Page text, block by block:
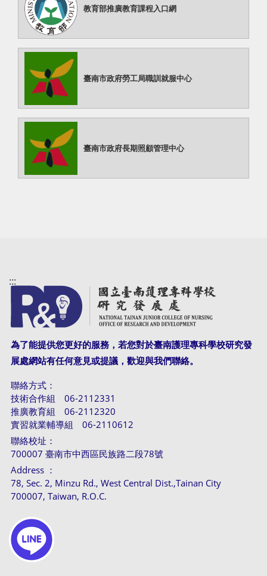
教育部推廣教育課程入口網
臺南市政府勞工局職訓就服中心
臺南市政府長期照顧管理中心
:::
為了能提供您更好的服務，若您對於臺南護理專科學校研究發
展處網站有任何意見或提議，歡迎與我們聯絡。
聯絡方式：
技術合作組 06-2112331
推廣教育組 06-2112320
實習就業輔導組 06-2110612
聯絡校址：
700007 臺南市中西區民族路二段78號
Address ：
78, Sec. 2, Minzu Rd., West Central Dist.,Tainan City
700007, Taiwan, R.O.C.